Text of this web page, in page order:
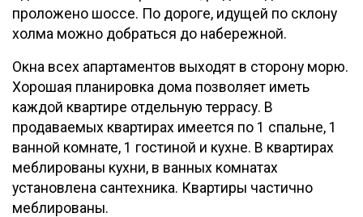
проложено шоссе. По дороге, идущей по склону
холма можно добраться до набережной.
Окна всех апартаментов выходят в сторону морю.
Хорошая планировка дома позволяет иметь
каждой квартире отдельную террасу. В
продаваемых квартирах имеется по 1 спальне, 1
ванной комнате, 1 гостиной и кухне. В квартирах
меблированы кухни, в ванных комнатах
установлена сантехника. Квартиры частично
меблированы.